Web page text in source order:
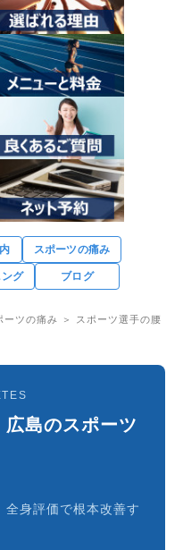
スポーツの痛み
ング ブログ
ーツの痛み ＞ スポーツ選手の腰
島のスポーツ
身評価で根本改善す